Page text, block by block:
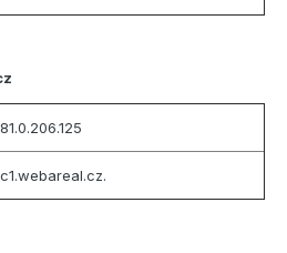
81.0.206.125
c1.webareal.cz.